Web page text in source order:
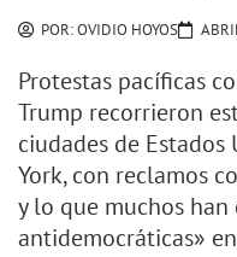
POR:OVIDIO HOYOS
Protestas pacíficas
Trump recorrieron
ciudades de
York, con reclamos
y lo que muchos
antidemocráticas»